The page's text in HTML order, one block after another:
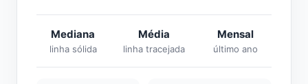
Mediana
linha sólida
Média
linha tracejada
Mensal
último ano